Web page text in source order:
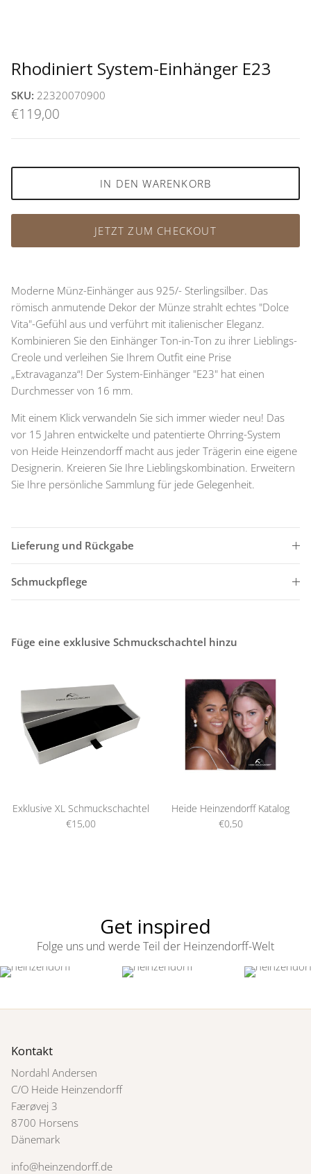
Rhodiniert System-Einhänger E23
SKU: 22320070900
€119,00
IN DEN WARENKORB
JETZT ZUM CHECKOUT
Moderne Münz-Einhänger aus 925/- Sterlingsilber. Das
römisch anmutende Dekor der Münze strahlt echtes "Dolce
Vita"-Gefühl aus und verführt mit italienischer Eleganz.
Kombinieren Sie den Einhänger Ton-in-Ton zu ihrer Lieblings-
Creole und verleihen Sie Ihrem Outfit eine Prise
„Extravaganza“! Der System-Einhänger "E23" hat einen
Durchmesser von 16 mm.
Mit einem Klick verwandeln Sie sich immer wieder neu! Das
vor 15 Jahren entwickelte und patentierte Ohrring-System
von Heide Heinzendorff macht aus jeder Trägerin eine eigene
Designerin. Kreieren Sie Ihre Lieblingskombination. Erweitern
Sie Ihre persönliche Sammlung für jede Gelegenheit.
Lieferung und Rückgabe
Schmuckpflege
Füge eine exklusive Schmuckschachtel hinzu
Exklusive XL Schmuckschachtel
€15,00
Heide Heinzendorff Katalog
€0,50
Get inspired
Folge uns und werde Teil der Heinzendorff-Welt
Kontakt
Nordahl Andersen
C/O Heide Heinzendorff
Færøvej 3
8700 Horsens
Dänemark
info@heinzendorff.de